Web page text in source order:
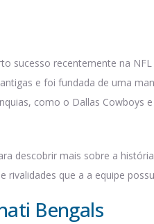
sucesso recentemente na
e foi fundada de uma
como o Dallas Cowboys
descobrir mais sobre a
rivalidades que a a equipe
Bengals